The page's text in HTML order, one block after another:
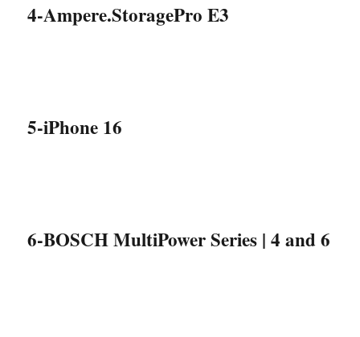
4-Ampere.StoragePro E3
5-iPhone 16
6-BOSCH MultiPower Series | 4 and 6